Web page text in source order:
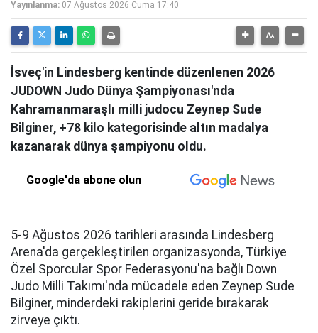
Yayınlanma: 07 Ağustos 2026 Cuma 17:40
İsveç'in Lindesberg kentinde düzenlenen 2026
JUDOWN Judo Dünya Şampiyonası'nda
Kahramanmaraşlı milli judocu Zeynep Sude
Bilginer, +78 kilo kategorisinde altın madalya
kazanarak dünya şampiyonu oldu.
Google'da abone olun
5-9 Ağustos 2026 tarihleri arasında Lindesberg
Arena'da gerçekleştirilen organizasyonda, Türkiye
Özel Sporcular Spor Federasyonu'na bağlı Down
Judo Milli Takımı'nda mücadele eden Zeynep Sude
Bilginer, minderdeki rakiplerini geride bırakarak
zirveye çıktı.